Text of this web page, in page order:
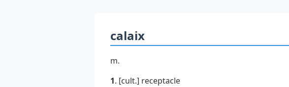
calaix
m.
1. [cult.] receptacle